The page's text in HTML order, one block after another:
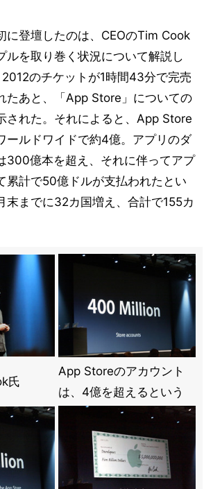
に登壇したのは、CEOのTim Cook
ルを取り巻く状況について解説し
のチケットが1時間43分で完売
たあと、「App Store」についての
された。それによると、App Store
ールドワイドで約4億。アプリのダ
300億本を超え、それに伴ってアプ
累計で50億ドルが支払われたとい
末までに32カ国増え、合計で155カ
氏
App Storeのアカウント
は、4億を超えるという